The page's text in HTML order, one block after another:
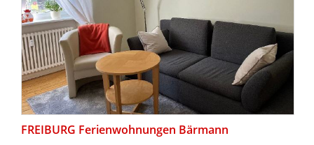
FREIBURG Ferienwohnungen Bärmann